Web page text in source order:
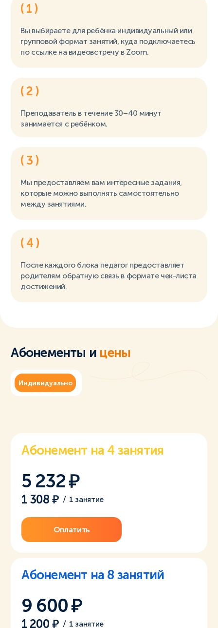
( 1 )
Вы выбираете для ребёнка индивидуальный или
групповой формат занятий, куда подключаетесь
по ссылке на видеовстречу в Zoom.
( 2 )
Преподаватель в течение 30–40 минут
занимается с ребёнком.
( 3 )
Мы предоставляем вам интересные задания,
которые можно выполнять самостоятельно
между занятиями.
( 4 )
После каждого блока педагог предоставляет
родителям обратную связь в формате чек-листа
достижений.
Абонементы и цены
Индивидуально
Абонемент на 4 занятия
5 232
1 308 / 1 занятие
Оплатить
Абонемент на 8 занятий
9 600
1 200 / 1 занятие